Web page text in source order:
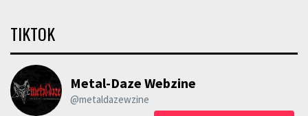
TIKTOK
Metal-Daze Webzine
@metaldazewzine